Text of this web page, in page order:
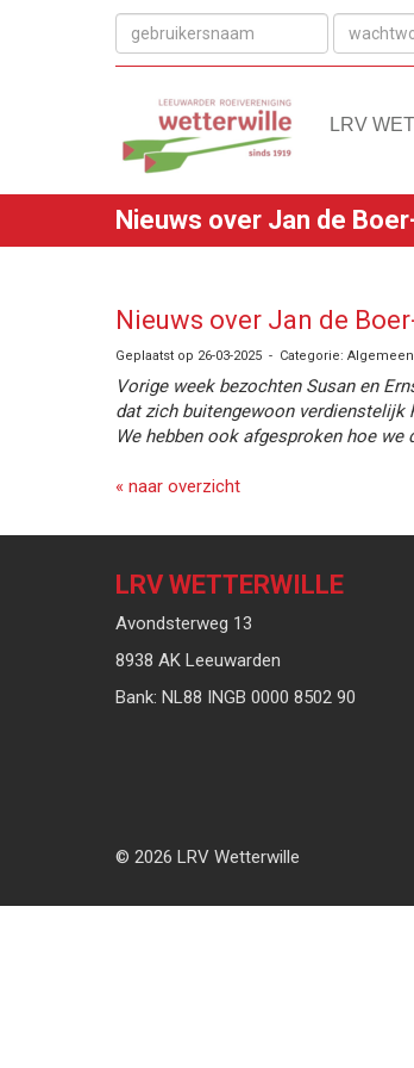
LRV
Nieuws over Jan de
Nieuws over Jan de
Geplaatst op 26-03-2025 - Categorie:
Vorige week bezochten Susan en
dat zich buitengewoon verdienstelijk
We hebben ook afgesproken hoe
« naar overzicht
LRV WETTERWILLE
Avondsterweg 13
8938 AK Leeuwarden
Bank: NL88 INGB 0000 8502 90
© 2026 LRV Wetterwille